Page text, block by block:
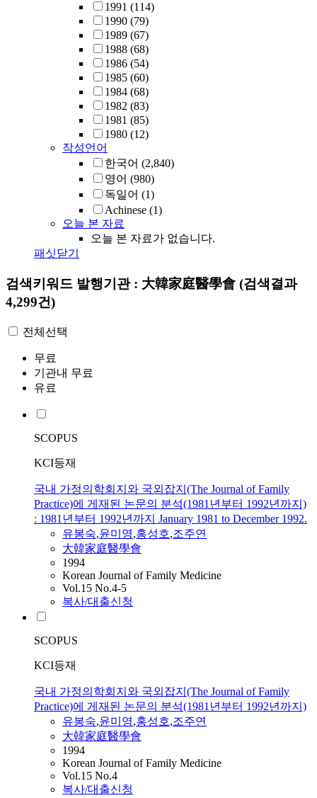
1991 (114)
1990 (79)
1989 (67)
1988 (68)
1986 (54)
1985 (60)
1984 (68)
1982 (83)
1981 (85)
1980 (12)
작성언어
한국어 (2,840)
영어 (980)
독일어 (1)
Achinese (1)
오늘 본 자료
오늘 본 자료가 없습니다.
패싯닫기
검색키워드 발행기관 : 大韓家庭醫學會 (검색결과
4,299건)
전체선택
무료
기관내 무료
유료
SCOPUS
KCI등재
국내 가정의학회지와 국외잡지(The Journal of Family
Practice)에 게재된 논문의 분석(1981년부터 1992년까지)
: 1981년부터 1992년까지 January 1981 to December 1992.
유봉숙,윤미영,홍성호,조주연
大韓家庭醫學會
1994
Korean Journal of Family Medicine
Vol.15 No.4-5
복사/대출신청
SCOPUS
KCI등재
국내 가정의학회지와 국외잡지(The Journal of Family
Practice)에 게재된 논문의 분석(1981년부터 1992년까지)
유봉숙,윤미영,홍성호,조주연
大韓家庭醫學會
1994
Korean Journal of Family Medicine
Vol.15 No.4
복사/대출신청